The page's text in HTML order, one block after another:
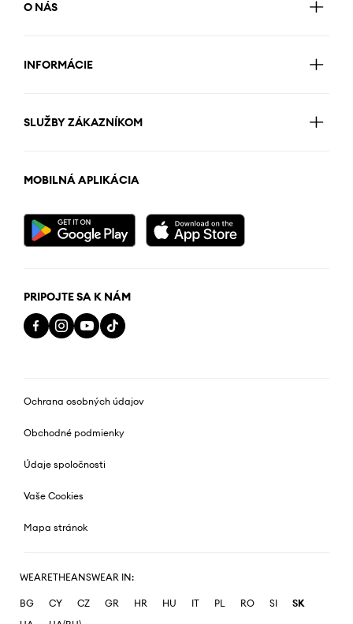
O NÁS
INFORMÁCIE
SLUŽBY ZÁKAZNÍKOM
MOBILNÁ APLIKÁCIA
PRIPOJTE SA K NÁM
Ochrana osobných údajov
Obchodné podmienky
Údaje spoločnosti
Vaše Cookies
Mapa stránok
WEARETHEANSWEAR IN:
BG CY CZ GR HR HU IT PL RO SI
SK